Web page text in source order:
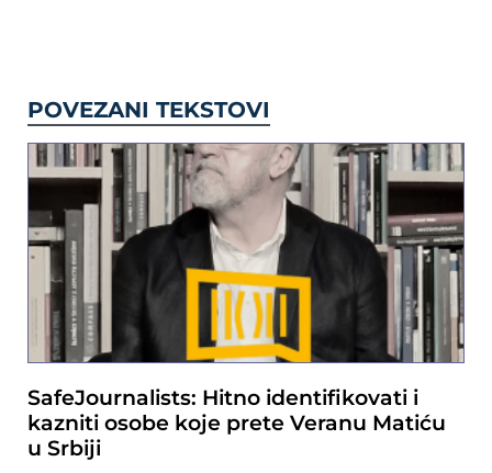
POVEZANI TEKSTOVI
SafeJournalists: Hitno identifikovati i
kazniti osobe koje prete Veranu Matiću
u Srbiji